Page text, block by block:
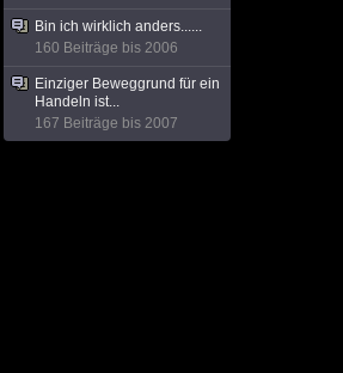
Bin ich wirklich anders......
160 Beiträge bis 2006
Einziger Beweggrund für ein
Handeln ist...
167 Beiträge bis 2007